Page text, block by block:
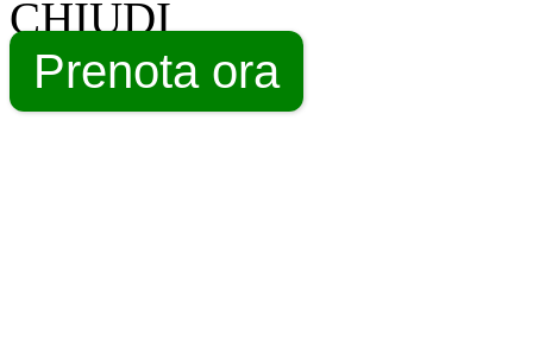
CHIUDI
Prenota ora